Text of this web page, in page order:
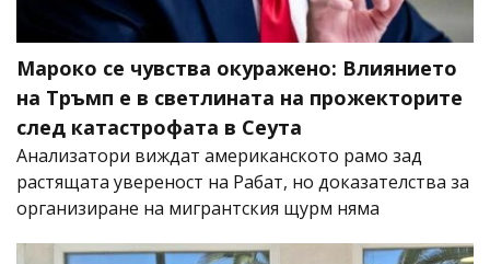
Мароко се чувства окуражено: Влиянието
на Тръмп е в светлината на прожекторите
след катастрофата в Сеута
Анализатори виждат американското рамо зад
растящата увереност на Рабат, но доказателства за
организиране на мигрантския щурм няма